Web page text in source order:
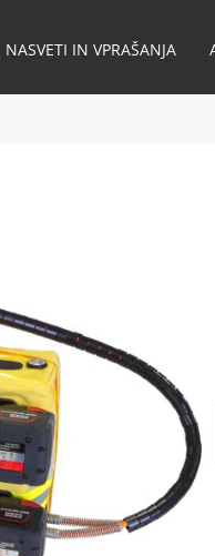
NASVETI IN VPRAŠANJA